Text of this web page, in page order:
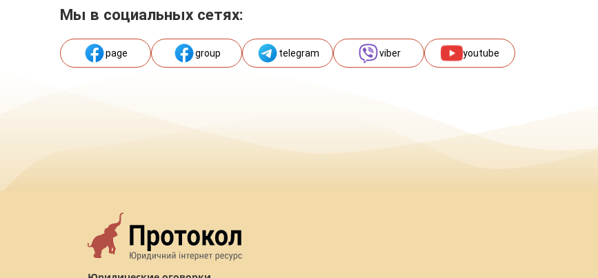
Мы в социальных сетях:
page group telegram viber youtube